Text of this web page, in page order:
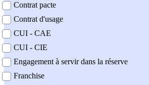
Contrat pacte
Contrat d'usage
CUI - CAE
CUI - CIE
Engagement à servir dans la réserve
Franchise